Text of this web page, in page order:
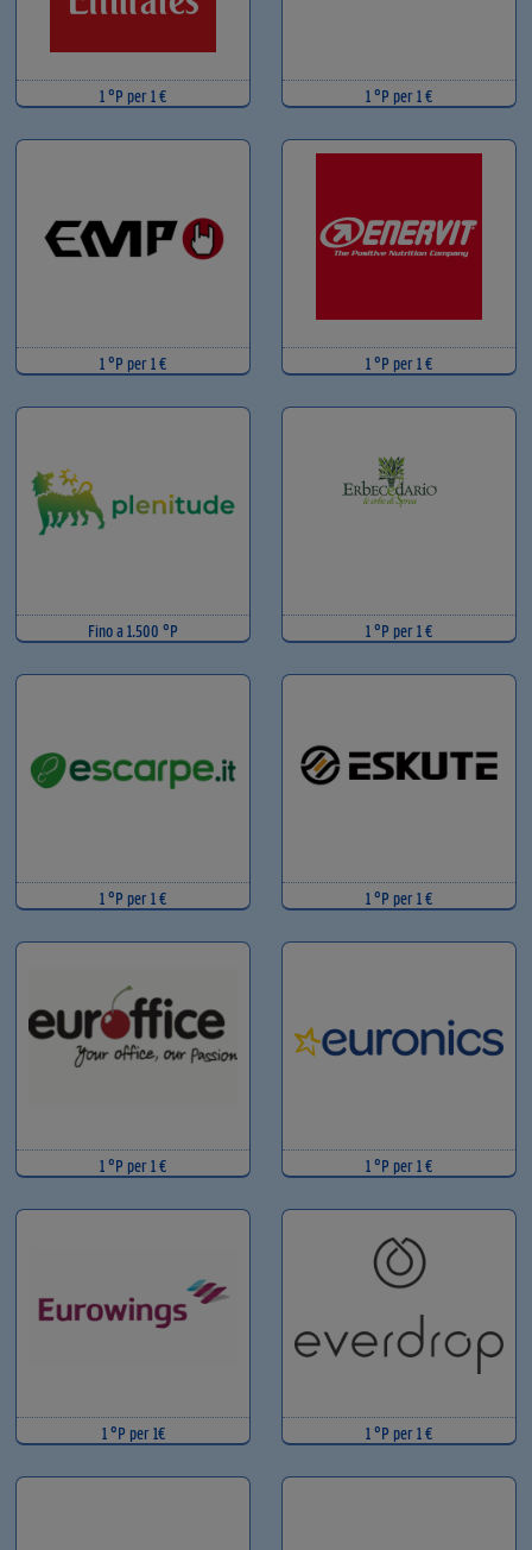
1 °P per 1 € 1 °P per 1 €
1 °P per 1 € 1 °P per 1 €
Fino a 1.500 °P 1 °P per 1 €
1 °P per 1 € 1 °P per 1 €
1 °P per 1 € 1 °P per 1 €
1 °P per 1€ 1 °P per 1 €